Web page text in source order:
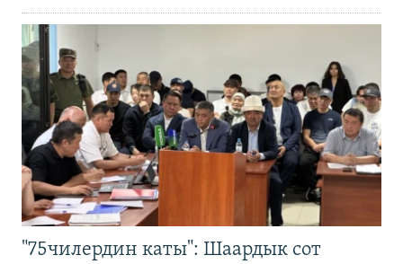
"75чилердин каты": Шаардык сот